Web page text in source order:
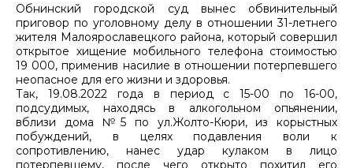
Обнинский городской суд вынес обвинительный
приговор по уголовному делу в отношении 31-летнего
жителя Малоярославецкого района, который совершил
открытое хищение мобильного телефона стоимостью
19 000, применив насилие в отношении потерпевшего
неопасное для его жизни и здоровья.
Так, 19.08.2022 года в период с 15-00 по 16-00,
подсудимых, находясь в алкогольном опьянении,
вблизи дома №5 по ул.Жолто-Кюри, из корыстных
побуждений, в целях подавления воли к
сопротивлению, нанес удар кулаком в лицо
потерпевшему, после чего открыто похитил его